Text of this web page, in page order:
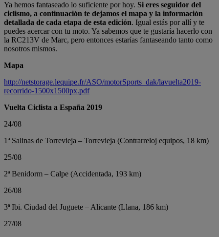
Ya hemos fantaseado lo suficiente por hoy. Si eres seguidor del
ciclismo, a continuación te dejamos el mapa y la información
detallada de cada etapa de esta edición. Igual estás por allí y te
puedes acercar con tu moto. Ya sabemos que te gustaría hacerlo con
la RC213V de Marc, pero entonces estarías fantaseando tanto como
nosotros mismos.
Mapa
http://netstorage.lequipe.fr/ASO/motorSports_dak/lavuelta2019-
recorrido-1500x1500px.pdf
Vuelta Ciclista a España 2019
24/08
1ª Salinas de Torrevieja – Torrevieja (Contrarreloj equipos, 18 km)
25/08
2ª Benidorm – Calpe (Accidentada, 193 km)
26/08
3ª Ibi. Ciudad del Juguete – Alicante (Llana, 186 km)
27/08